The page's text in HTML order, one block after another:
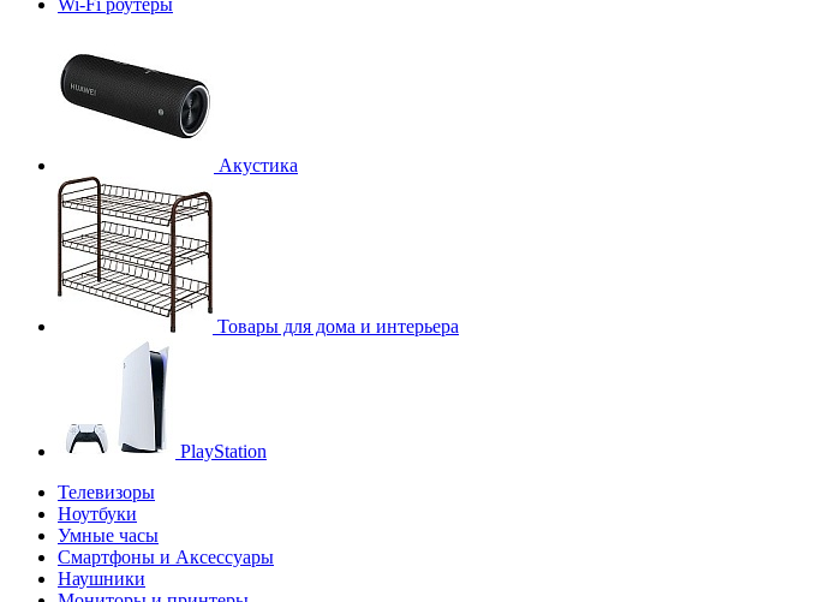
Акустика
Товары для дома и интерьера
PlayStation
Телевизоры
Ноутбуки
Умные часы
Смартфоны и Аксессуары
Наушники